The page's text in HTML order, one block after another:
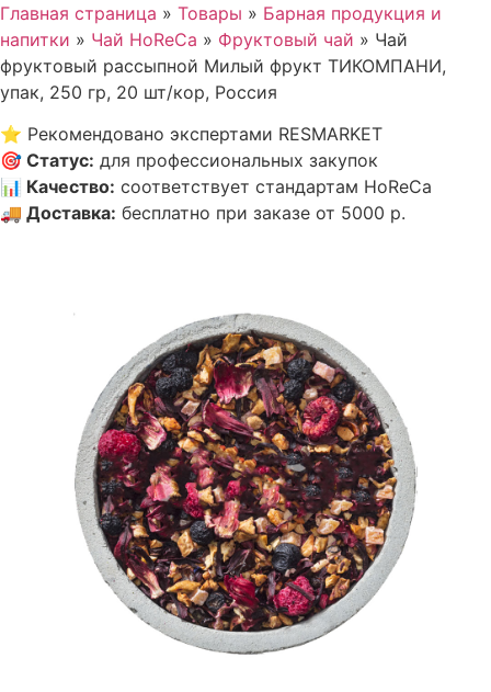
Главная страница » Товары » Барная продукция и
напитки » Чай HoReCa » Фруктовый чай » Чай
фруктовый рассыпной Милый фрукт ТИКОМПАНИ,
упак, 250 гр, 20 шт/кор, Россия
⭐ Рекомендовано экспертами RESMARKET
🎯 Статус: для профессиональных закупок
📊 Качество: соответствует стандартам HoReCa
🚚 Доставка: бесплатно при заказе от 5000 р.